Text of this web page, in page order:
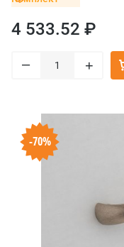
4 533.52 ₽
– +
-70%